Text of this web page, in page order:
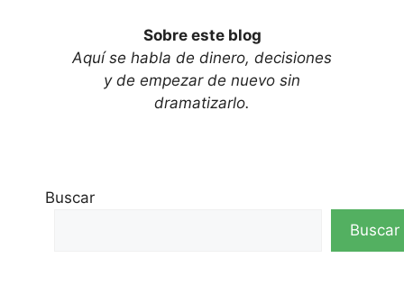
Sobre este blog
Aquí se habla de dinero, decisiones
y de empezar de nuevo sin
dramatizarlo.
Buscar
Buscar